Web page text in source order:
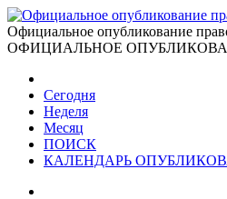
Официальное опубликование
ОФИЦИАЛЬНОЕ
Сегодня
Неделя
Месяц
ПОИСК
КАЛЕНДАРЬ